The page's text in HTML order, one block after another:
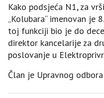
Kako podsjeća N1, za
„Kolubara“ imenovan je
toj funkciji bio je do
direktor kancelarije za
poslovanje u
Član je Upravnog